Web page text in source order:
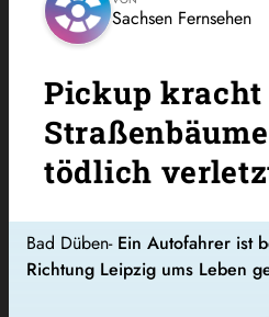
Sachsen Fernsehen
Pickup kracht
tödlich
Bad Düben- Ein Autofahrer ist
Richtung Leipzig ums Leben